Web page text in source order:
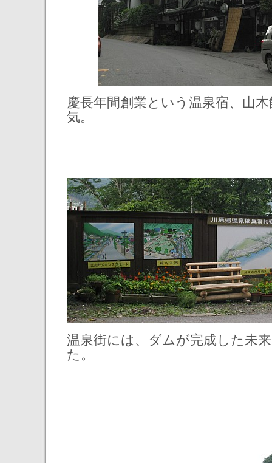
慶長年間創業という温泉宿、山
気。
温泉街には、ダムが完成した未
た。